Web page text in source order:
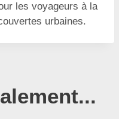
les voyageurs à la
urbaines.